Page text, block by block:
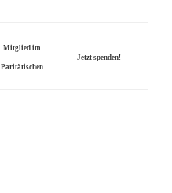
Mitglied im
Paritätischen
Jetzt spenden!